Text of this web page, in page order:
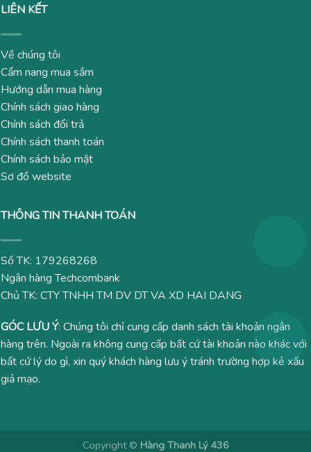
LIÊN KẾT
Về chúng tôi
Cẩm nang mua sắm
Hướng dẫn mua hàng
Chính sách giao hàng
Chính sách đổi trả
Chính sách thanh toán
Chính sách bảo mật
Sơ đồ website
THÔNG TIN THANH TOÁN
Số TK: 179268268
Ngân hàng Techcombank
Chủ TK: CTY TNHH TM DV DT VA XD HAI DANG
GÓC LƯU Ý: Chúng tôi chỉ cung cấp danh sách tài khoản ngân
hàng trên. Ngoài ra không cung cấp bất cứ tài khoản nào khác với
bất cứ lý do gì, xin quý khách hàng lưu ý tránh trường hợp kẻ xấu
giả mạo.
Copyright © Hàng Thanh Lý 436